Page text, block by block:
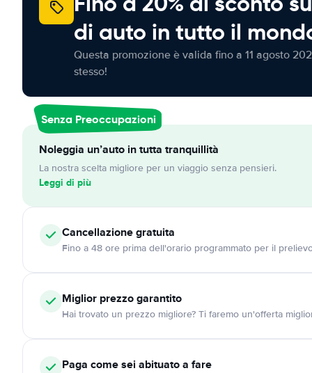
di auto in tutto il
Questa promozione è valida fino a 11 agosto
stesso!
Senza Preoccupazioni
Noleggia un’auto in tutta tranquillità
La nostra scelta migliore per un viaggio senza pensieri.
Leggi di più
Cancellazionegratuita
Fino a 48 ore prima dell'orario programmato per il
Miglior prezzo garantito
Hai trovato un prezzo migliore? Ti faremo un'offerta
Paga come sei abituato a fare